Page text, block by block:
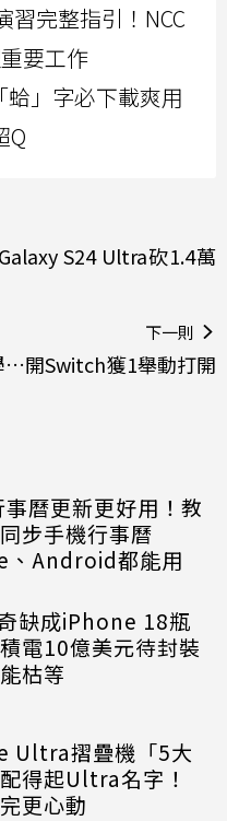
習完整指引！NCC
要工作
蛤」字必下載爽用
Q
S24 Ultra砍1.4萬
下一則
…開Switch獲1舉動打開
曆更新更好用！教
步手機行事曆
、Android都能用
缺成iPhone 18瓶
電10億美元待封裝
枯等
Ultra摺疊機「5大
得起Ultra名字！
更心動